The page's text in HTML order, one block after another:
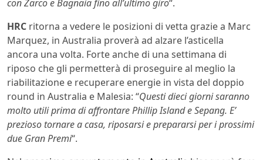
con Zarco e Bagnaia fino all’ultimo giro“.
HRC ritorna a vedere le posizioni di vetta grazie a Marc
Marquez, in Australia proverà ad alzare l’asticella
ancora una volta. Forte anche di una settimana di
riposo che gli permetterà di proseguire al meglio la
riabilitazione e recuperare energie in vista del doppio
round in Australia e Malesia: “Questi dieci giorni saranno
molto utili prima di affrontare Phillip Island e Sepang. E’
prezioso tornare a casa, riposarsi e prepararsi per i prossimi
due Gran Premi“.